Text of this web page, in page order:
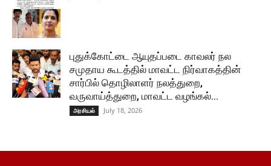
புதுக்கோட்டை ஆயுதப்படை காவலர் நல
சமுதாய கூடத்தில் மாவட்ட நிர்வாகத்தின்
சார்பில் தொழிலாளர் நலத்துறை,
வருவாய்த்துறை, மாவட்ட வழங்கல்...
அரசியல் July 18, 2026